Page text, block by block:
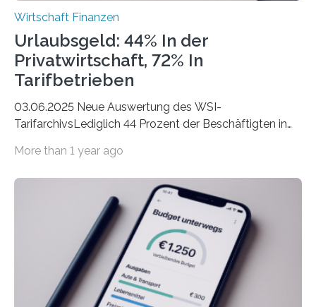
Wirtschaft Finanzen
Urlaubsgeld: 44% In der
Privatwirtschaft, 72% In
Tarifbetrieben
03.06.2025 Neue Auswertung des WSI-
TarifarchivsLediglich 44 Prozent der Beschäftigten in
tarifgebundenen Betrieben ist der Anteil mit 72 Prozent
Unterkünfte fast überall deutlich teurer geworden. Für
viele Beschäftigte ist deshalb das zumeist im Juni oder
Juli ausgezahlte Urlaubsgeld ein wichtiger Faktor, um
sich den wohlverdienten Jahresurlaub leisten zu
können. Allerdings erhält mit 44 Prozent noch nicht
einmal die Hälfte aller Beschäftigten in der
Privatwirtschaft Urlaubsgeld. Zu diesem…
More than 1 year ago